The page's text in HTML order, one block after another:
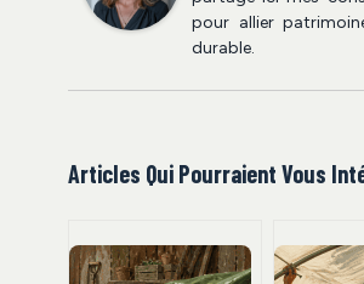
pour allier
durable.
Articles Qui Pourraient Vous